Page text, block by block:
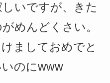
いですが、きた
めんどくさい。
ましておめでと
のにwww